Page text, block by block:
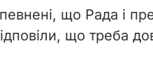
e
o
що Рада і
що треба